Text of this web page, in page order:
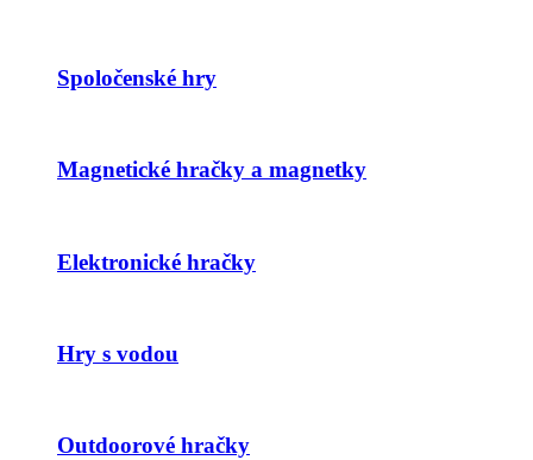
Spoločenské hry
Magnetické hračky a magnetky
Elektronické hračky
Hry s vodou
Outdoorové hračky